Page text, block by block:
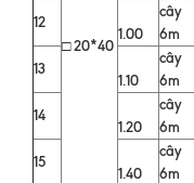
□ 20*40
12
1.00
cây
6m
13
1.10
cây
6m
14
1.20
cây
6m
15
1.40
cây
6m